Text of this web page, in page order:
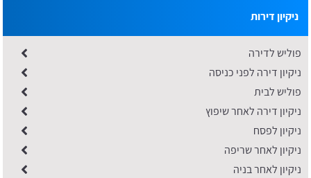
ניקיון דירות
פוליש לדירה
ניקיון דירה לפני כניסה
פוליש לבית
ניקיון דירה לאחר שיפוץ
ניקיון לפסח
ניקיון לאחר שריפה
ניקיון לאחר בניה